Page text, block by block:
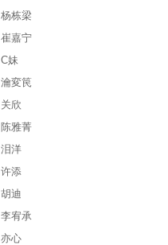
杨栋梁
崔嘉宁
C妹
瀹変笢
关欣
陈雅菁
泪洋
许添
胡迪
李宥承
亦心